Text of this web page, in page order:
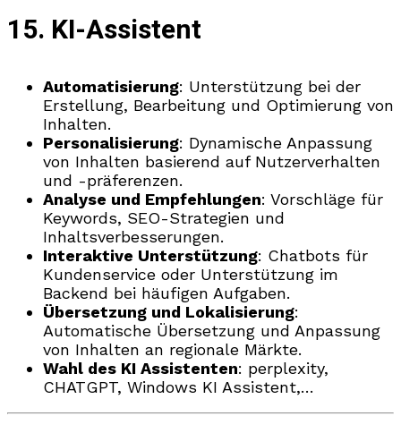
15. KI-Assistent
Automatisierung: Unterstützung bei der
Erstellung, Bearbeitung und Optimierung von
Inhalten.
Personalisierung: Dynamische Anpassung
von Inhalten basierend auf Nutzerverhalten
und -präferenzen.
Analyse und Empfehlungen: Vorschläge für
Keywords, SEO-Strategien und
Inhaltsverbesserungen.
Interaktive Unterstützung: Chatbots für
Kundenservice oder Unterstützung im
Backend bei häufigen Aufgaben.
Übersetzung und Lokalisierung:
Automatische Übersetzung und Anpassung
von Inhalten an regionale Märkte.
Wahl des KI Assistenten: perplexity,
CHATGPT, Windows KI Assistent,…